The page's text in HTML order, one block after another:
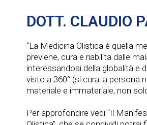
DOTT. CLAUDIO
“La Medicina Olistica è quella
previene, cura e riabilita dalle
interessandosi della globalità e
visto a 360° (si cura la persona
materiale e immateriale, non
Per approfondire vedi “Il